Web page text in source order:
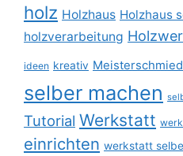
holz Holzhaus Holzhaus
holzverarbeitung
ideen kreativ
selber machen
Tutorial Werkstatt
einrichten werkstatt